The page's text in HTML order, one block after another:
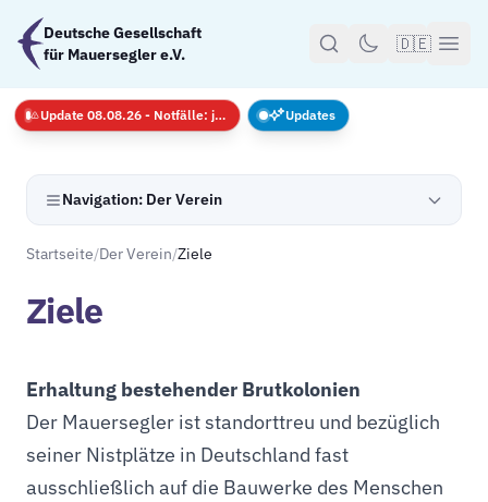
Zum Hauptinhalt springen
Deutsche Gesellschaft
für Mauersegler e.V.
🇩🇪
Navigation: Der Verein
Startseite/Der Verein/Ziele
Ziele
Erhaltung bestehender Brutkolonien
Der Mauersegler ist standorttreu und bezüglich
seiner Nistplätze in Deutschland fast
ausschließlich auf die Bauwerke des Menschen
Update 08.08.26 - Notfälle: jederzeit · GS nur mit Anmeldug
Updates